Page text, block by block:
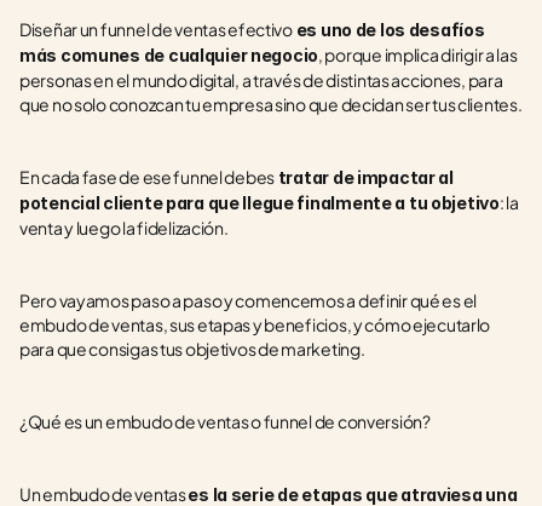
Diseñar un funnel de ventas efectivo es uno de los desafíos
más comunes de cualquier negocio, porque implica dirigir a las
personas en el mundo digital, a través de distintas acciones, para
que no solo conozcan tu empresa sino que decidan ser tus clientes.
En cada fase de ese funnel debes tratar de impactar al
potencial cliente para que llegue finalmente a tu objetivo: la
venta y luego la fidelización.
Pero vayamos paso a paso y comencemos a definir qué es el
embudo de ventas, sus etapas y beneficios, y cómo ejecutarlo
para que consigas tus objetivos de marketing.
¿Qué es un embudo de ventas o funnel de conversión?
Un embudo de ventas es la serie de etapas que atraviesa una